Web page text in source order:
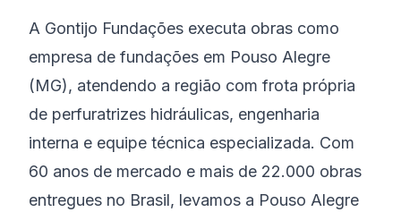
A Gontijo Fundações executa obras como
empresa de fundações em Pouso Alegre
(MG), atendendo a região com frota própria
de perfuratrizes hidráulicas, engenharia
interna e equipe técnica especializada. Com
60 anos de mercado e mais de 22.000 obras
entregues no Brasil, levamos a Pouso Alegre